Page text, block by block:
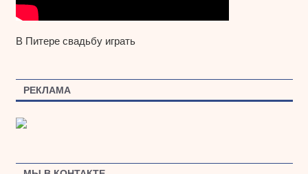
В Питере свадьбу играть
РЕКЛАМА